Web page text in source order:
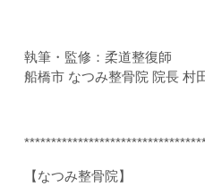
執筆・監修：柔道整復師
船橋市 なつみ整骨院 院長 村
【なつみ整骨院】